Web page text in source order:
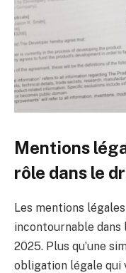
Mentions
rôle dans le
Les mentions
incontournable dans
2025. Plus qu’une
obligation légale qui